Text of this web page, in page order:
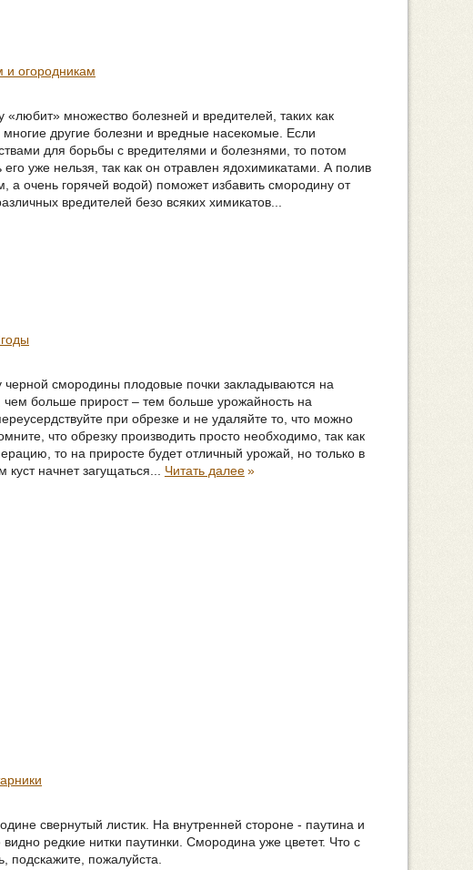
и огородникам
«любит» множество болезней и вредителей, таких как
другие болезни и вредные насекомые. Если
для борьбы с вредителями и болезнями, то потом
уже нельзя, так как он отравлен ядохимикатами. А полив
а очень горячей водой) поможет избавить смородину от
вредителей безо всяких химикатов...
смородины плодовые почки закладываются на
чем больше прирост – тем больше урожайность на
при обрезке и не удаляйте то, что можно
что обрезку производить просто необходимо, так как
то на приросте будет отличный урожай, но только в
начнет загущаться... Читать далее»
свернутый листик. На внутренней стороне - паутина и
редкие нитки паутинки. Смородина уже цветет. Что с
подскажите, пожалуйста.